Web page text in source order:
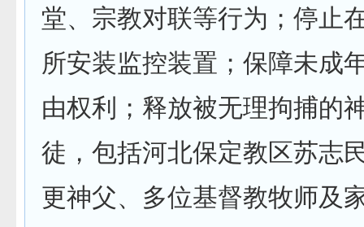
堂、宗教对联等行为；停止
所安装监控装置；保障未成
由权利；释放被无理拘捕的
徒，包括河北保定教区苏志
更神父、多位基督教牧师及